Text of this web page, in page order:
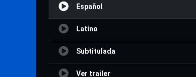
Español
Latino
Subtitulada
Ver trailer